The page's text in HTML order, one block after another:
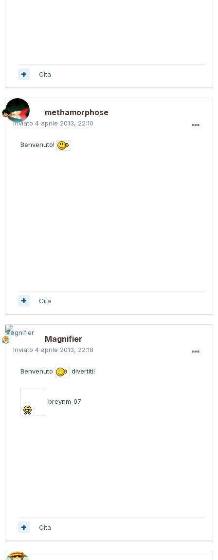
Cita
methamorphose
Inviato 4 aprile 2013, 22:10
Benvenuto!
Cita
Magnifier
Inviato 4 aprile 2013, 22:18
Benvenuto divertiti!
breynm_07
Cita